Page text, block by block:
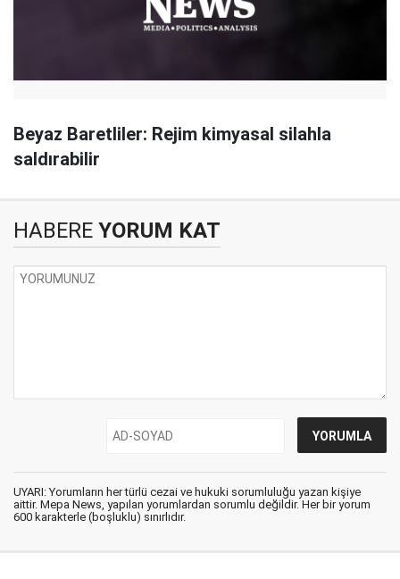
Beyaz Baretliler: Rejim kimyasal silahla
saldırabilir
HABERE YORUM KAT
UYARI: Yorumların her türlü cezai ve hukuki sorumluluğu yazan kişiye
aittir. Mepa News, yapılan yorumlardan sorumlu değildir. Her bir yorum
600 karakterle (boşluklu) sınırlıdır.